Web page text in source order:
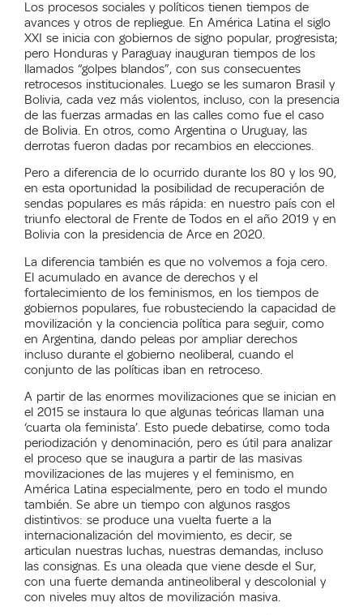
Los procesos sociales y políticos tienen tiempos de
avances y otros de repliegue. En América Latina el siglo
XXI se inicia con gobiernos de signo popular, progresista;
pero Honduras y Paraguay inauguran tiempos de los
llamados “golpes blandos”, con sus consecuentes
retrocesos institucionales. Luego se les sumaron Brasil y
Bolivia, cada vez más violentos, incluso, con la presencia
de las fuerzas armadas en las calles como fue el caso
de Bolivia. En otros, como Argentina o Uruguay, las
derrotas fueron dadas por recambios en elecciones.
Pero a diferencia de lo ocurrido durante los 80 y los 90,
en esta oportunidad la posibilidad de recuperación de
sendas populares es más rápida: en nuestro país con el
triunfo electoral de Frente de Todos en el año 2019 y en
Bolivia con la presidencia de Arce en 2020.
La diferencia también es que no volvemos a foja cero.
El acumulado en avance de derechos y el
fortalecimiento de los feminismos, en los tiempos de
gobiernos populares, fue robusteciendo la capacidad de
movilización y la conciencia política para seguir, como
en Argentina, dando peleas por ampliar derechos
incluso durante el gobierno neoliberal, cuando el
conjunto de las políticas iban en retroceso.
A partir de las enormes movilizaciones que se inician en
el 2015 se instaura lo que algunas teóricas llaman una
‘cuarta ola feminista’. Esto puede debatirse, como toda
periodización y denominación, pero es útil para analizar
el proceso que se inaugura a partir de las masivas
movilizaciones de las mujeres y el feminismo, en
América Latina especialmente, pero en todo el mundo
también. Se abre un tiempo con algunos rasgos
distintivos: se produce una vuelta fuerte a la
internacionalización del movimiento, es decir, se
articulan nuestras luchas, nuestras demandas, incluso
las consignas. Es una oleada que viene desde el Sur,
con una fuerte demanda antineoliberal y descolonial y
con niveles muy altos de movilización masiva.